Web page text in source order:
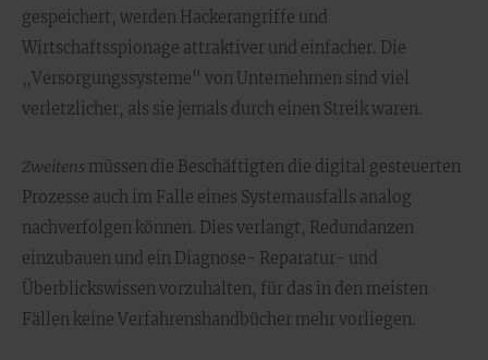
gespeichert, werden Hackerangriffe und
Wirtschaftsspionage attraktiver und einfacher. Die
„Versorgungssysteme" von Unternehmen sind viel
verletzlicher, als sie jemals durch einen Streik waren.
Zweitens müssen die Beschäftigten die digital gesteuerten
Prozesse auch im Falle eines Systemausfalls analog
nachverfolgen können. Dies verlangt, Redundanzen
einzubauen und ein Diagnose- Reparatur- und
Überblickswissen vorzuhalten, für das in den meisten
Fällen keine Verfahrenshandbücher mehr vorliegen.